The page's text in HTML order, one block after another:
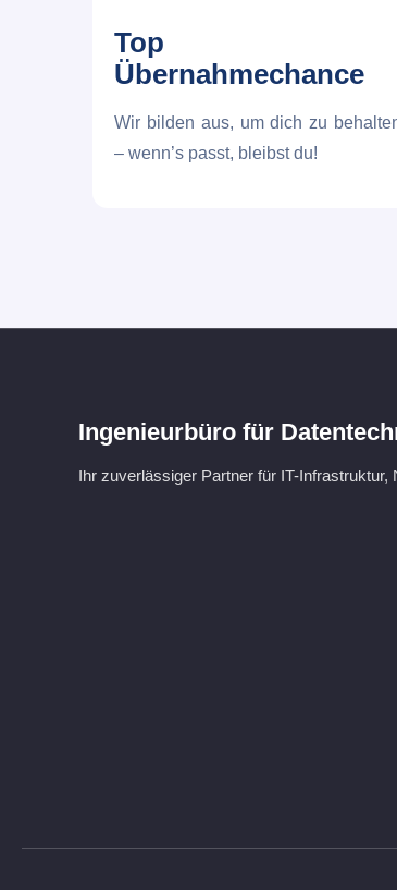
Top
Übernahmechance
Wir bilden aus, um dich zu
– wenn’s passt, bleibst du!
Ingenieurbüro für
Ihr zuverlässiger Partner für IT-